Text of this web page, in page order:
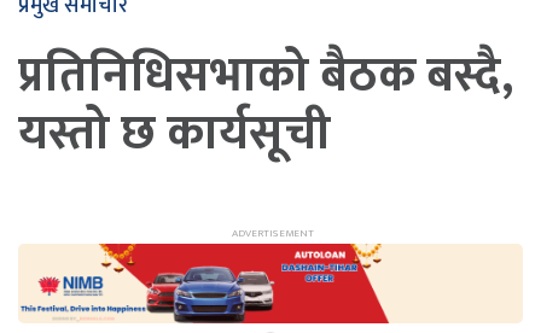
प्रतिनिधिसभाको बैठक बस्दै,
यस्तो छ कार्यसूची